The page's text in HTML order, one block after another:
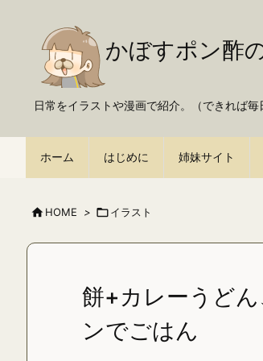
かぼすポン酢
日常をイラストや漫画で紹介。（できれば毎
ホーム はじめに 姉妹サイト
 HOME > イラスト
餅+カレーうど
ンでごはん